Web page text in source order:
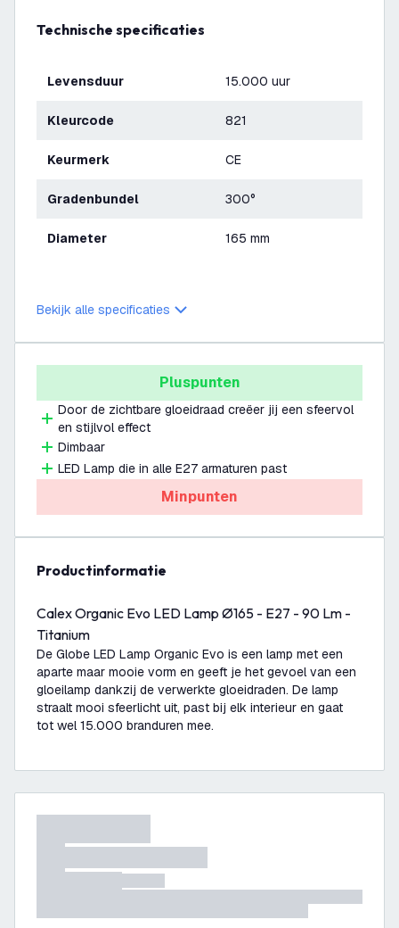
Technische specificaties
Levensduur 15.000 uur
Kleurcode 821
Keurmerk CE
Gradenbundel 300°
Diameter 165 mm
Bekijk alle specificaties
Pluspunten
Door de zichtbare gloeidraad creëer jij een sfeervol
en stijlvol effect
Dimbaar
LED Lamp die in alle E27 armaturen past
Minpunten
productinformatie
Calex Organic Evo LED Lamp Ø165 - E27 - 90 Lm -
Titanium
De Globe LED Lamp Organic Evo is een lamp met een
aparte maar mooie vorm en geeft je het gevoel van een
gloeilamp dankzij de verwerkte gloeidraden. De lamp
straalt mooi sfeerlicht uit, past bij elk interieur en gaat
tot wel 15.000 branduren mee.